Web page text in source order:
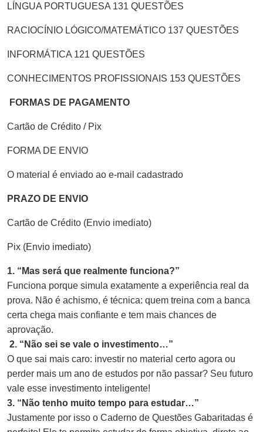
LÍNGUA PORTUGUESA 131 QUESTÕES
RACIOCÍNIO LÓGICO/MATEMÁTICO 137 QUESTÕES
INFORMÁTICA 121 QUESTÕES
CONHECIMENTOS PROFISSIONAIS 153 QUESTÕES
FORMAS DE PAGAMENTO
Cartão de Crédito / Pix
FORMA DE ENVIO
O material é enviado ao e-mail cadastrado
PRAZO DE ENVIO
Cartão de Crédito (Envio imediato)
Pix (Envio imediato)
1. “Mas será que realmente funciona?”
Funciona porque simula exatamente a experiência real da
prova. Não é achismo, é técnica: quem treina com a banca
certa chega mais confiante e tem mais chances de
aprovação.
2. “Não sei se vale o investimento…”
O que sai mais caro: investir no material certo agora ou
perder mais um ano de estudos por não passar? Seu futuro
vale esse investimento inteligente!
3. “Não tenho muito tempo para estudar…”
Justamente por isso o Caderno de Questões Gabaritadas é